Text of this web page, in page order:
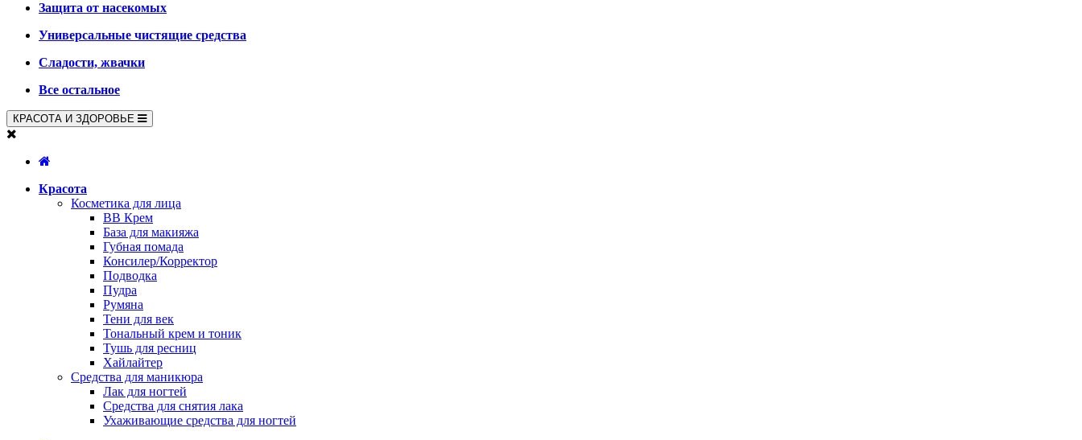
Защита от насекомых
Универсальные чистящие средства
Сладости, жвачки
Все остальное
КРАСОТА И ЗДОРОВЬЕ
Красота
Косметика для лица
BB Крем
База для макияжа
Губная помада
Консилер/Корректор
Подводка
Пудра
Румяна
Тени для век
Тональный крем и тоник
Тушь для ресниц
Хайлайтер
Средства для маникюра
Лак для ногтей
Средства для снятия лака
Ухаживающие средства для ногтей